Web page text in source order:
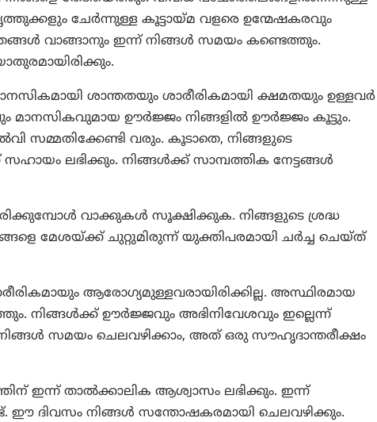
ചേർന്നുള്ള കൂട്ടായ്‌മ വളരെ ഉന്മേഷകരവും
വാങ്ങാനും ഇന്ന് നിങ്ങള്‍ സമയം കണ്ടെത്തും.
ശാന്തതയും ശാരീരികമായി ക്ഷമതയും ഉള്ളവർ
മാനസികവുമായ ഊർജ്ജം നിങ്ങളിൽ ഊര്‍ജ്ജം കൂട്ടും.
സമ്മതിക്കേണ്ടി വരും. കൂടാതെ, നിങ്ങളുടെ
ലഭിക്കും. നിങ്ങൾക്ക് സാമ്പത്തിക നേട്ടങ്ങൾ
വാക്കുകള്‍ സൂക്ഷിക്കുക. നിങ്ങളുടെ ശ്രദ്ധ
മേശയ്ക്ക്‌ ചുറ്റുമിരുന്ന് യുക്തിപരമായി ചർച്ച ചെയ്‌ത്
ആരോഗ്യമുള്ളവരായിരിക്കില്ല. അസ്ഥിരമായ
നിങ്ങൾക്ക് ഊർജ്ജവും അഭിനിവേശവും ഇല്ലെന്ന്
നിങ്ങൾ‌ സമയം ചെലവഴിക്കാം, അത് ഒരു സൗഹൃദാന്തരീക്ഷം
ഇന്ന് താല്‍ക്കാലിക ആശ്വാസം ലഭിക്കും. ഇന്ന്
ഈ ദിവസം നിങ്ങൾ സന്തോഷകരമായി ചെലവഴിക്കും.